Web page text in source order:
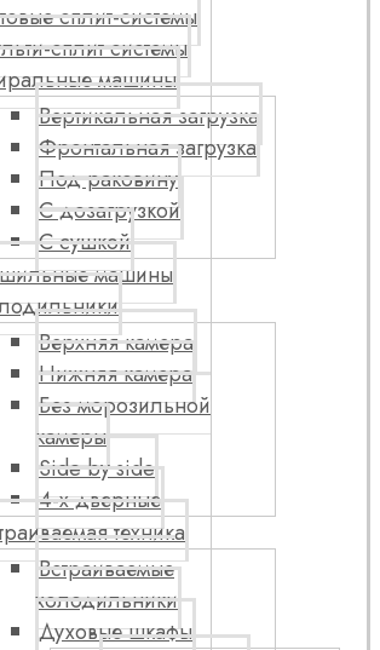
сплит-системы
сплит системы
машины
Вертикальная загрузка
Фронтальная загрузка
Под раковину
С дозагрузкой
С сушкой
машины
Верхняя камера
Нижняя камера
Без морозильной
камеры
Side by side
4-х дверные
техника
Встраиваемые
холодильники
Духовые шкафы